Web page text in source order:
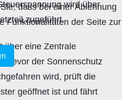
wird über
zugeführt.
über eine Zentrale
Bevor der Sonnenschutz
wird, prüft die
geöffnet ist und fährt
dass bei einer Ablehnung
Funktionalitäten der Seite zur